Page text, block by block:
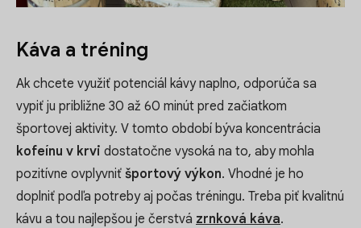
Káva a tréning
Ak chcete využiť potenciál kávy naplno, odporúča sa
vypiť ju približne 30 až 60 minút pred začiatkom
športovej aktivity. V tomto období býva koncentrácia
kofeínu v krvi dostatočne vysoká na to, aby mohla
pozitívne ovplyvniť športový výkon. Vhodné je ho
doplniť podľa potreby aj počas tréningu. Treba piť kvalitnú
kávu a tou najlepšou je čerstvá zrnková káva.